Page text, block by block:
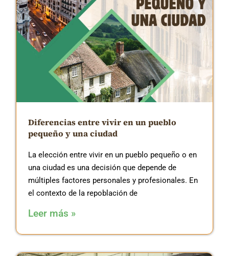
Diferencias entre vivir en un pueblo
pequeño y una ciudad
La elección entre vivir en un pueblo pequeño o en
una ciudad es una decisión que depende de
múltiples factores personales y profesionales. En
el contexto de la repoblación de
Leer más »